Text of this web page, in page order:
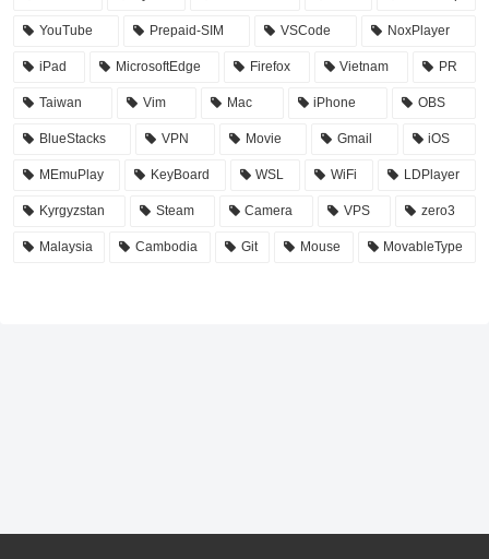
YouTube Prepaid-SIM VSCode NoxPlayer
iPad MicrosoftEdge Firefox Vietnam PR
Taiwan Vim Mac iPhone OBS
BlueStacks VPN Movie Gmail iOS
MEmuPlay KeyBoard WSL WiFi LDPlayer
Kyrgyzstan Steam Camera VPS zero3
Malaysia Cambodia Git Mouse MovableType